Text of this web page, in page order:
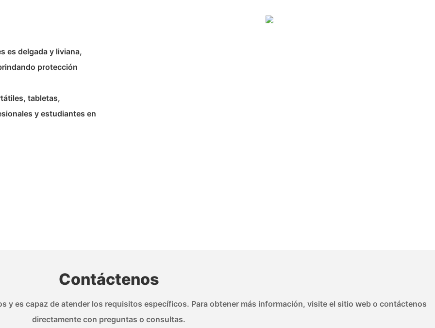
es delgada y liviana,
protección
tabletas,
y estudiantes en
Contáctenos
y es capaz de atender los requisitos específicos. Para obtener más información, visite el sitio web o contáctenos
directamente con preguntas o consultas.